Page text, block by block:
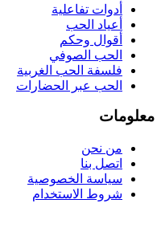
أدوات تفاعلية
أعياد الحب
أقوال وحكم
الحب الصوفي
فلسفة الحب الغربية
الحب عبر الحضارات
معلومات
من نحن
اتصل بنا
سياسة الخصوصية
شروط الاستخدام